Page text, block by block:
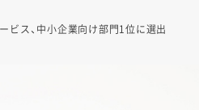
ビス、中小企業向け部門1位に選出